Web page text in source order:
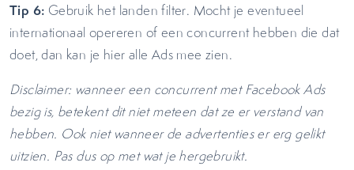
Tip 6: Gebruik het landen filter. Mocht je eventueel
internationaal opereren of een concurrent hebben die dat
doet, dan kan je hier alle Ads mee zien.
Disclaimer: wanneer een concurrent met Facebook Ads
bezig is, betekent dit niet meteen dat ze er verstand van
hebben. Ook niet wanneer de advertenties er erg gelikt
uitzien. Pas dus op met wat je hergebruikt.